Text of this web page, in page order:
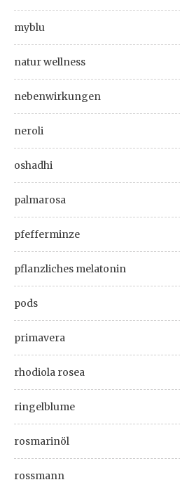
myblu
natur wellness
nebenwirkungen
neroli
oshadhi
palmarosa
pfefferminze
pflanzliches melatonin
pods
primavera
rhodiola rosea
ringelblume
rosmarinöl
rossmann